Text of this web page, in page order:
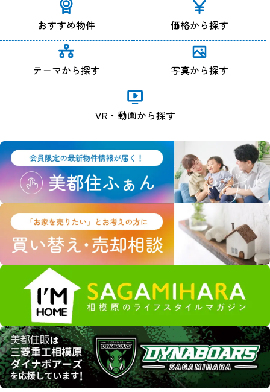
おすすめ物件 価格から探す
テーマから探す 写真から探す
VR・動画から探す